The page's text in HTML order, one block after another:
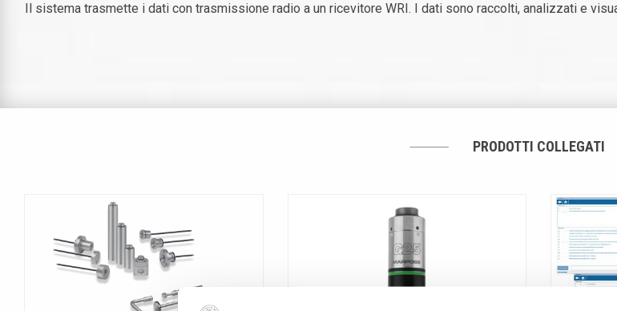
Il sistema trasmette i dati con trasmissione radio a un ricevitore WRI. I dati sono raccolti, analizzati e
PRODOTTI COLLEGATI